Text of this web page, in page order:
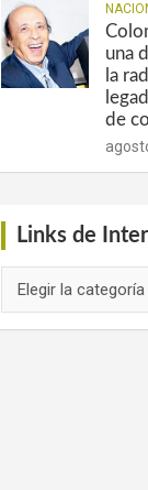
una
la
de
Links de
de